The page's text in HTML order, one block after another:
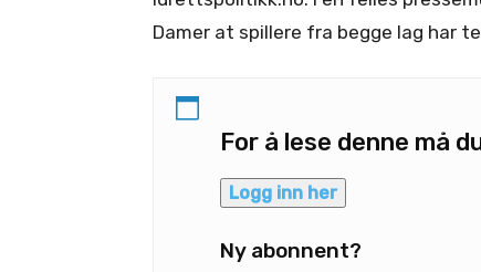
Damer at spillere fra begge lag
For å lese denne må
Logg inn her
Ny abonnent?